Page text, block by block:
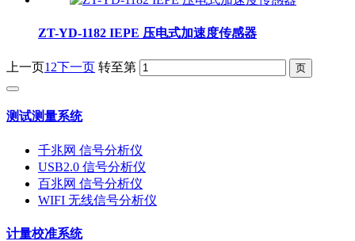
ZT-YD-1182 IEPE 压电式加速度传感器
上一页1 2下一页 转至第
测试测量系统
千兆网 信号分析仪
USB2.0 信号分析仪
百兆网 信号分析仪
WIFI 无线信号分析仪
计量校准系统